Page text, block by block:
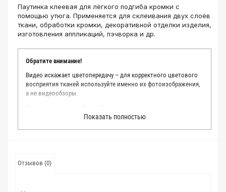
Паутинка клеевая для лёгкого подгиба кромки с
помощью утюга. Применяется для склеивания двух слоёв
ткани, обработки кромки, декоративной отделки изделия,
изготовления аппликаций, пэчворка и др.
Обратите внимание!
Видео искажает цветопередачу – для корректного цветового
восприятия тканей используйте именно их фотоизображения,
а не видеообзоры.
Мы делаем все возможное, чтобы точно описать цвет каждой
ткани из нашего каталога. Мы осматриваем и фотографируем
точное соответствие цветов из-за одного простого факта:
Показать полностью
Отзывов (0)